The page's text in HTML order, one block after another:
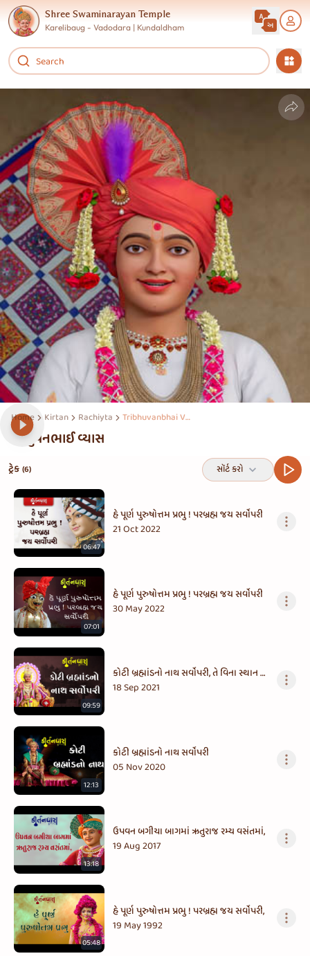
Shree Swaminarayan Temple
Karelibaug - Vadodara | Kundaldham
Home Kirtan Rachiyta Tribhuvanbhai Vyas
ત્રિભુવનભાઈ વ્યાસ
ટ્રેક (6) સૉર્ટ કરો
06:47
હે પૂર્ણ પુરુષોત્તમ પ્રભુ ! પરબ્રહ્મ જય સર્વોપરી
21 Oct 2022
07:01
હે પૂર્ણ પુરુષોત્તમ પ્રભુ ! પરબ્રહ્મ જય સર્વોપરી
30 May 2022
09:59
કોટી બ્રહ્માંડનો નાથ સર્વોપરી, તે વિના સ્થાન છે
કોણ ખાલી
18 Sep 2021
12:13
કોટી બ્રહ્માંડનો નાથ સર્વોપરી
05 Nov 2020
13:18
ઉપવન બગીચા બાગમાં ઋતુરાજ રમ્ય વસંતમાં,
19 Aug 2017
05:48
હે પૂર્ણ પુરુષોત્તમ પ્રભુ ! પરબ્રહ્મ જય સર્વોપરી,
19 May 1992